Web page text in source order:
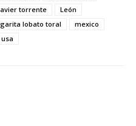
torrente
León
lobato toral
mexico
usa